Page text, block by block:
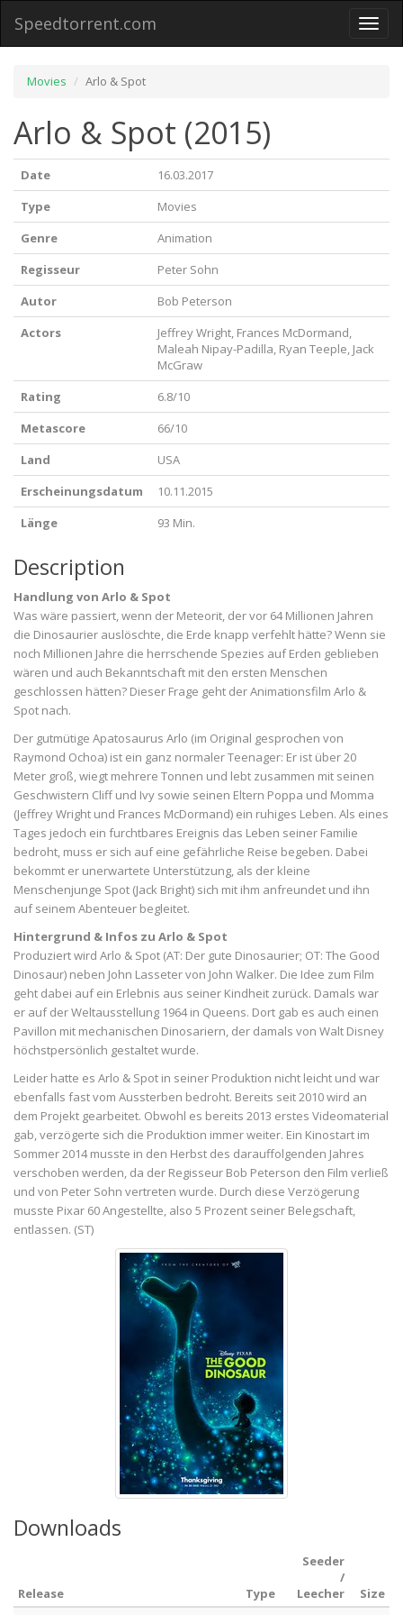
Toggle
Speedtorrent.com
Movies Arlo & Spot
Arlo & Spot (2015)
Date
16.03.2017
Type
Movies
Genre
Animation
Regisseur
Peter Sohn
Autor
Bob Peterson
Actors
Jeffrey Wright, Frances McDormand,
Maleah Nipay-Padilla, Ryan Teeple, Jack
McGraw
Rating
6.8/10
Metascore
66/10
Land
USA
Erscheinungsdatum
10.11.2015
Länge
93 Min.
Description
Handlung von Arlo & Spot
Was wäre passiert, wenn der Meteorit, der vor 64 Millionen Jahren
die Dinosaurier auslöschte, die Erde knapp verfehlt hätte? Wenn sie
noch Millionen Jahre die herrschende Spezies auf Erden geblieben
wären und auch Bekanntschaft mit den ersten Menschen
geschlossen hätten? Dieser Frage geht der Animationsfilm Arlo &
Spot nach.
Der gutmütige Apatosaurus Arlo (im Original gesprochen von
Raymond Ochoa) ist ein ganz normaler Teenager: Er ist über 20
Meter groß, wiegt mehrere Tonnen und lebt zusammen mit seinen
Geschwistern Cliff und Ivy sowie seinen Eltern Poppa und Momma
(Jeffrey Wright und Frances McDormand) ein ruhiges Leben. Als eines
Tages jedoch ein furchtbares Ereignis das Leben seiner Familie
bedroht, muss er sich auf eine gefährliche Reise begeben. Dabei
bekommt er unerwartete Unterstützung, als der kleine
Menschenjunge Spot (Jack Bright) sich mit ihm anfreundet und ihn
auf seinem Abenteuer begleitet.
Hintergrund & Infos zu Arlo & Spot
Produziert wird Arlo & Spot (AT: Der gute Dinosaurier; OT: The Good
Dinosaur) neben John Lasseter von John Walker. Die Idee zum Film
geht dabei auf ein Erlebnis aus seiner Kindheit zurück. Damals war
er auf der Weltausstellung 1964 in Queens. Dort gab es auch einen
Pavillon mit mechanischen Dinosariern, der damals von Walt Disney
höchstpersönlich gestaltet wurde.
Leider hatte es Arlo & Spot in seiner Produktion nicht leicht und war
ebenfalls fast vom Aussterben bedroht. Bereits seit 2010 wird an
dem Projekt gearbeitet. Obwohl es bereits 2013 erstes Videomaterial
gab, verzögerte sich die Produktion immer weiter. Ein Kinostart im
Sommer 2014 musste in den Herbst des darauffolgenden Jahres
verschoben werden, da der Regisseur Bob Peterson den Film verließ
und von Peter Sohn vertreten wurde. Durch diese Verzögerung
musste Pixar 60 Angestellte, also 5 Prozent seiner Belegschaft,
entlassen. (ST)
Downloads
Release Type
Seeder
/
Leecher
Size